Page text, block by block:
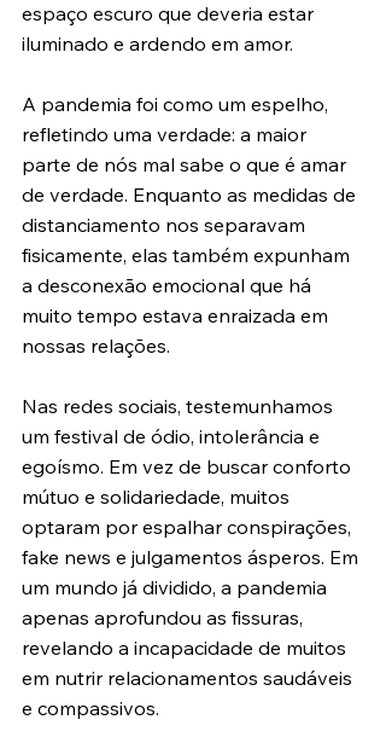
espaço escuro que deveria estar
iluminado e ardendo em amor.
A pandemia foi como um espelho,
refletindo uma verdade: a maior
parte de nós mal sabe o que é amar
de verdade. Enquanto as medidas de
distanciamento nos separavam
fisicamente, elas também expunham
a desconexão emocional que há
muito tempo estava enraizada em
nossas relações.
Nas redes sociais, testemunhamos
um festival de ódio, intolerância e
egoísmo. Em vez de buscar conforto
mútuo e solidariedade, muitos
optaram por espalhar conspirações,
fake news e julgamentos ásperos. Em
um mundo já dividido, a pandemia
apenas aprofundou as fissuras,
revelando a incapacidade de muitos
em nutrir relacionamentos saudáveis
e compassivos.